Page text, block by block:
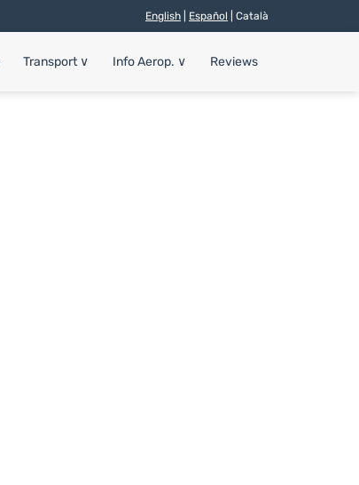
English Español | Català
Transport ∨ Info Aerop. ∨ Reviews